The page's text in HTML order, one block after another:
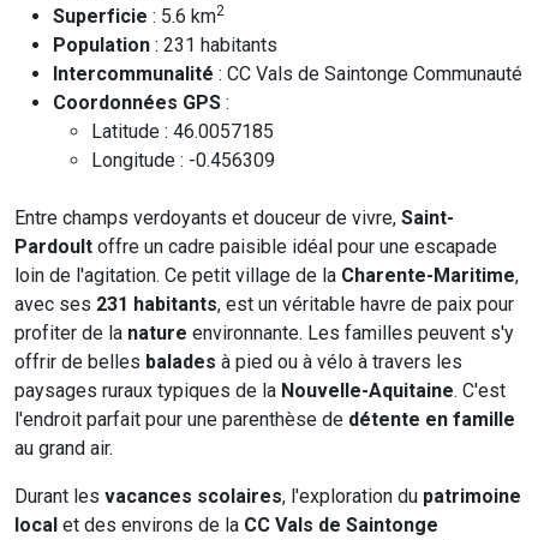
Superficie : 5.6 km2
Population : 231 habitants
Intercommunalité : CC Vals de Saintonge Communauté
Coordonnées GPS :
Latitude : 46.0057185
Longitude : -0.456309
Entre champs verdoyants et douceur de vivre, Saint-
Pardoult offre un cadre paisible idéal pour une escapade
loin de l'agitation. Ce petit village de la Charente-Maritime,
avec ses 231 habitants, est un véritable havre de paix pour
profiter de la nature environnante. Les familles peuvent s'y
offrir de belles balades à pied ou à vélo à travers les
paysages ruraux typiques de la Nouvelle-Aquitaine. C'est
l'endroit parfait pour une parenthèse de détente en famille
au grand air.
Durant les vacances scolaires, l'exploration du patrimoine
local et des environs de la CC Vals de Saintonge